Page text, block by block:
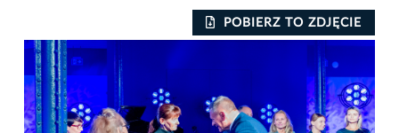
POBIERZ TO ZDJĘCIE